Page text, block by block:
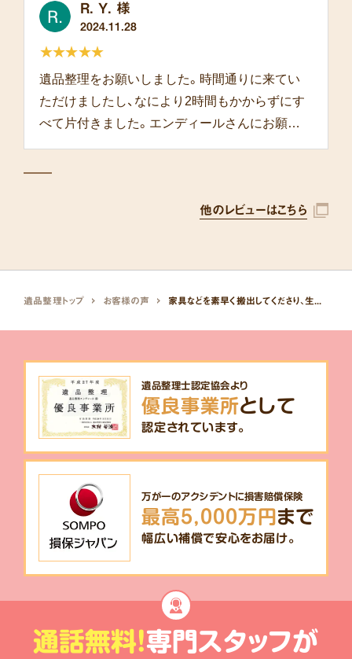
R. Y. 様
2024.11.28
遺品整理をお願いしました。時間通りに来てい
ただけましたし、なにより2時間もかからずにす
べて片付きました。エンディールさんにお願い
★★★★★
他のレビューはこちら
遺品整理トップ お客様の声
遺品整理士認定協会より
優良事業所として
認定されています。
万が一のアクシデントに損害賠償保険
最高5,000万円まで
幅広い補償で安心をお届け。
通話無料!専門スタッフが